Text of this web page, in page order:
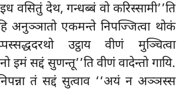
वसितुं देथ, गन्धब्बं वो करिस्सामी’’ति
अनुञ्ञातो एकमन्ते निपज्जित्वा थोकं
उट्ठाय वीणं मुञ्चित्वा
इमं सद्दं सुणन्तू’’ति वीणं वादेन्तो गायि.
तं सद्दं सुत्वाव ‘‘अयं न अञ्ञस्स